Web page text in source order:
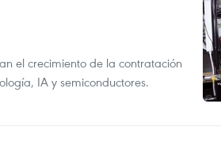
el crecimiento de la contratación
IA y semiconductores.